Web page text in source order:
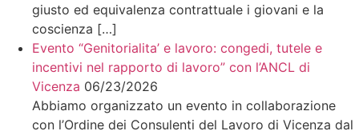
giusto ed equivalenza contrattuale i giovani e la
coscienza […]
Evento “Genitorialita’ e lavoro: congedi, tutele e
incentivi nel rapporto di lavoro” con l’ANCL di
Vicenza 06/23/2026
Abbiamo organizzato un evento in collaborazione
con l’Ordine dei Consulenti del Lavoro di Vicenza dal